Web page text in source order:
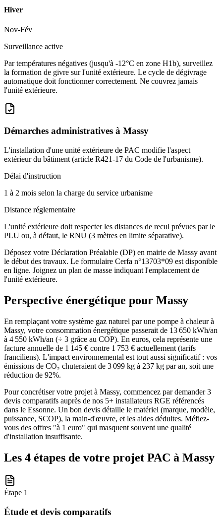
Hiver
Nov-Fév
Surveillance active
Par températures négatives (jusqu'à -12°C en zone H1b), surveillez
la formation de givre sur l'unité extérieure. Le cycle de dégivrage
automatique doit fonctionner correctement. Ne couvrez jamais
l'unité extérieure.
Démarches administratives à Massy
L'installation d'une unité extérieure de PAC modifie l'aspect
extérieur du bâtiment (article R421-17 du Code de l'urbanisme).
Délai d'instruction
1 à 2 mois selon la charge du service urbanisme
Distance réglementaire
L'unité extérieure doit respecter les distances de recul prévues par le
PLU ou, à défaut, le RNU (3 mètres en limite séparative).
Déposez votre Déclaration Préalable (DP) en mairie de Massy avant
le début des travaux. Le formulaire Cerfa n°13703*09 est disponible
en ligne. Joignez un plan de masse indiquant l'emplacement de
l'unité extérieure.
Perspective énergétique pour Massy
En remplaçant votre système gaz naturel par une pompe à chaleur à
Massy, votre consommation énergétique passerait de 13 650 kWh/an
à 4 550 kWh/an (÷ 3 grâce au COP). En euros, cela représente une
facture annuelle de 1 145 € contre 1 753 € actuellement (tarifs
franciliens). L'impact environnemental est tout aussi significatif : vos
émissions de CO₂ chuteraient de 3 099 kg à 237 kg par an, soit une
réduction de 92%.
Pour concrétiser votre projet à Massy, commencez par demander 3
devis comparatifs auprès de nos 5+ installateurs RGE référencés
dans le Essonne. Un bon devis détaille le matériel (marque, modèle,
puissance, SCOP), la main-d'œuvre, et les aides déduites. Méfiez-
vous des offres "à 1 euro" qui masquent souvent une qualité
d'installation insuffisante.
Les 4 étapes de votre projet PAC à Massy
Étape 1
Étude et devis comparatifs